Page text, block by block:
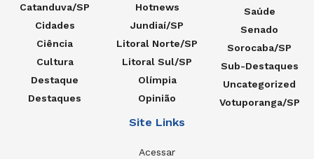
Catanduva/SP
Cidades
Ciência
Cultura
Destaque
Destaques
Hotnews
Jundiaí/SP
Litoral Norte/SP
Litoral Sul/SP
Olímpia
Opinião
Saúde
Senado
Sorocaba/SP
Sub-Destaques
Uncategorized
Votuporanga/SP
Site Links
Acessar